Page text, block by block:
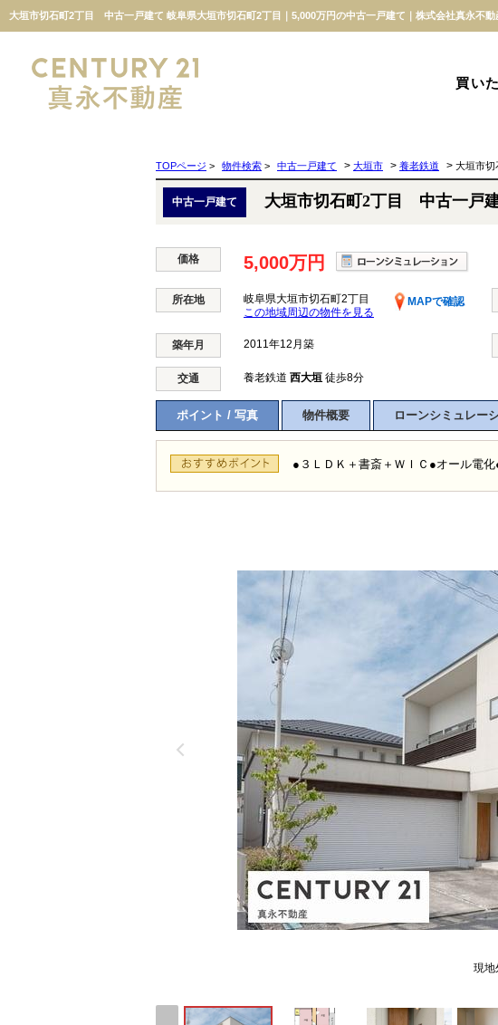
大垣市切石町2丁目 中古一戸建て 岐阜県大垣市切石町2丁目｜5,000万円の中古一戸建て｜株式会社真永不動
買い
TOPページ > 物件検索 > 中古一戸建て > 大垣市 > 養老鉄道 > 大垣市
中古一戸建て 大垣市切石町2丁目 中古一戸
価格 5,000万円
所在地 岐阜県大垣市切石町2丁目
MAPで確認
この地域周辺の物件を見る
築年月 2011年12月築
交通 養老鉄道 西大垣 徒歩8分
ポイント / 写真 物件概要 ローンシミュレー
●３ＬＤＫ＋書斎＋ＷＩＣ●オール電化
現地